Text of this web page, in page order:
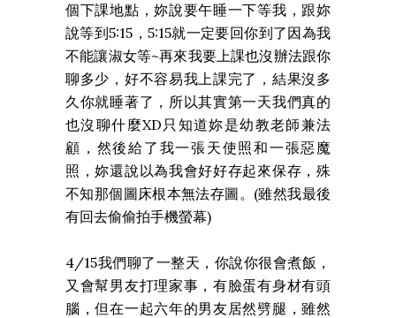
個下課地點，妳說要午睡一下等我，跟妳
說等到5:15，5:15就一定要回你到了因為我
不能讓淑女等~再來我要上課也沒辦法跟你
聊多少，好不容易我上課完了，結果沒多
久你就睡著了，所以其實第一天我們真的
也沒聊什麼XD只知道妳是幼教老師兼法
顧，然後給了我一張天使照和一張惡魔
照，妳還說以為我會好好存起來保存，殊
不知那個圖床根本無法存圖。(雖然我最後
有回去偷偷拍手機螢幕)
4/15我們聊了一整天，你說你很會煮飯，
又會幫男友打理家事，有臉蛋有身材有頭
腦，但在一起六年的男友居然劈腿，雖然